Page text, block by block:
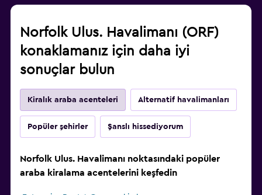
Norfolk Ulus. Havalimanı (ORF)
konaklamanız için daha iyi
sonuçlar bulun
Kiralık araba acenteleri Alternatif havalimanları
Popüler şehirler Şanslı hissediyorum
Norfolk Ulus. Havalimanı noktasındaki popüler
araba kiralama acentelerini keşfedin